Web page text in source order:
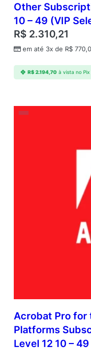
Other
10 – 49 (VIP
R$ 2.310,21
em até 3x de R$
R$2.194,70 à vista no
Acrobat Pro for
Platforms
Level 12 10 –